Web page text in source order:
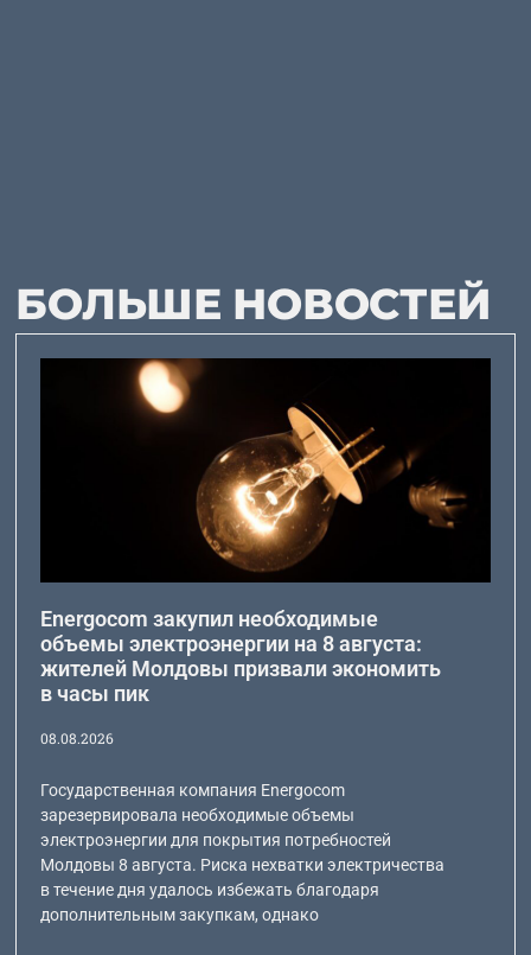
БОЛЬШЕ НОВОСТЕЙ
Energocom закупил необходимые
объемы электроэнергии на 8 августа:
жителей Молдовы призвали экономить
в часы пик
08.08.2026
Государственная компания Energocom
зарезервировала необходимые объемы
электроэнергии для покрытия потребностей
Молдовы 8 августа. Риска нехватки электричества
в течение дня удалось избежать благодаря
дополнительным закупкам, однако